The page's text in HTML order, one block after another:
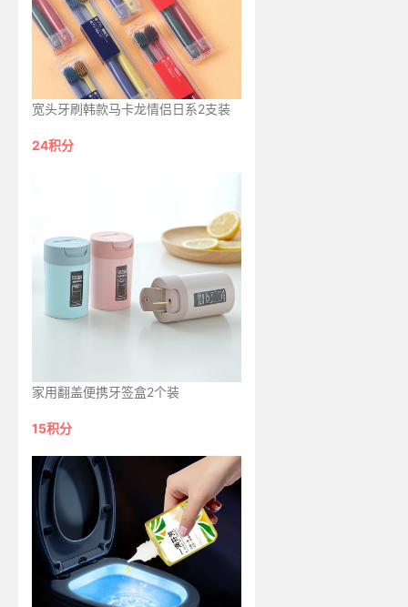
宽头牙刷韩款马卡龙情侣日系2支装
24积分
家用翻盖便携牙签盒2个装
15积分